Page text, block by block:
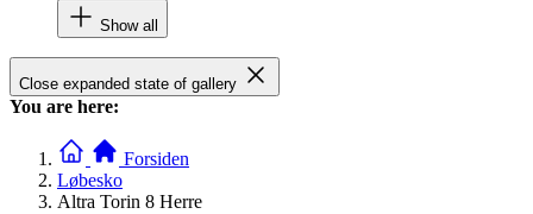
Show all
Close expanded state of gallery
You are here:
Forsiden
Løbesko
Altra Torin 8 Herre